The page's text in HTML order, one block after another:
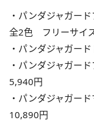
・パンダジャガー
全2色 フリーサイ
・パンダジャガ
・パンダジャガ
5,940円
・パンダジャガ
10,890円